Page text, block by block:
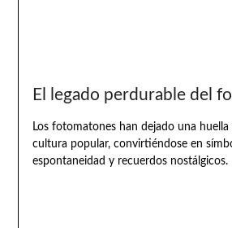
El legado perdurable del
Los fotomatones han dejado una huella
cultura popular, convirtiéndose en
espontaneidad y recuerdos nostálgicos.